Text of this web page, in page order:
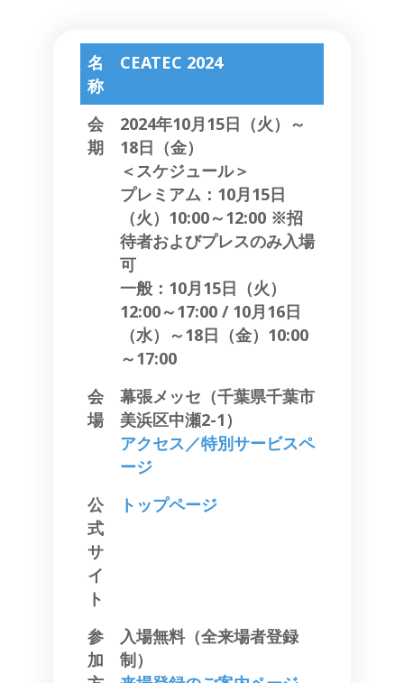
名
称
CEATEC 2024
会
期
2024年10月15日（火）～
18日（金）
＜スケジュール＞
プレミアム：10月15日
（火）10:00～12:00 ※招
待者およびプレスのみ入場
可
一般：10月15日（火）
12:00～17:00 / 10月16日
（水）～18日（金）10:00
～17:00
会
場
幕張メッセ（千葉県千葉市
美浜区中瀬2-1）
アクセス／特別サービスペ
ージ
公
式
サ
イ
ト
トップページ
参
加
入場無料（全来場者登録
制）